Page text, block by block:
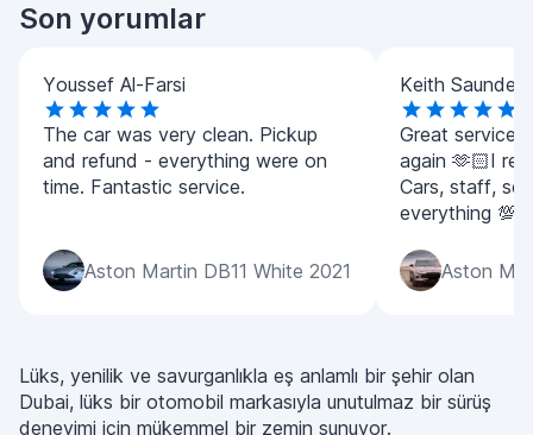
Son yorumlar
Youssef Al-Farsi
The car was very clean. Pickup
and refund - everything were on
time. Fantastic service.
Aston Martin DB11 White 2021
Keith Saunders
Great service!
again 🫶🏻I
Cars, staff,
everything 💯
Aston
Lüks, yenilik ve savurganlıkla eş anlamlı bir şehir olan
Dubai, lüks bir otomobil markasıyla unutulmaz bir sürüş
deneyimi için mükemmel bir zemin sunuyor.